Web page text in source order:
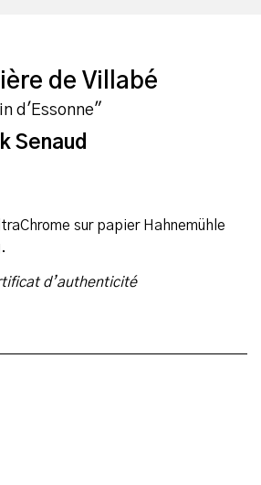
de Villabé
d'Essonne"
Senaud
sur papier Hahnemühle
d’authenticité